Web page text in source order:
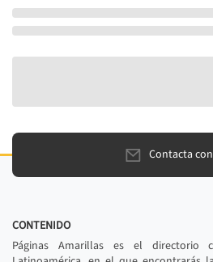
Contacta
CONTENIDO
Páginas Amarillas es el directorio